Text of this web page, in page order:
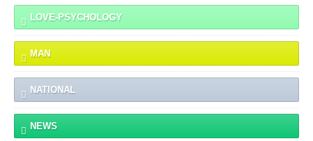
LOVE-PSYCHOLOGY
MAN
NATIONAL
NEWS